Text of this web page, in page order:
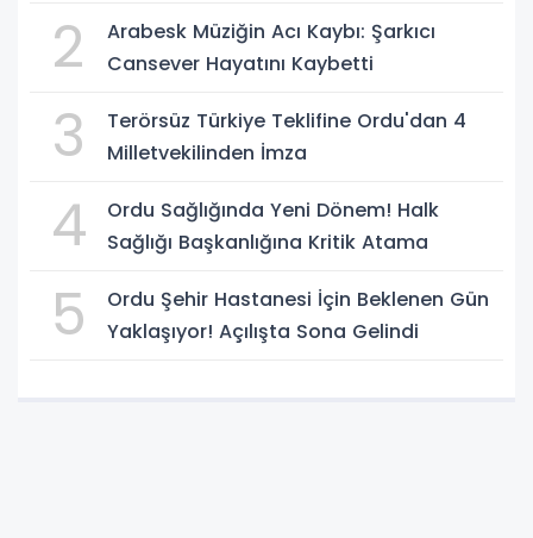
2
Arabesk Müziğin Acı Kaybı: Şarkıcı
Cansever Hayatını Kaybetti
3
Terörsüz Türkiye Teklifine Ordu'dan 4
Milletvekilinden İmza
4
Ordu Sağlığında Yeni Dönem! Halk
Sağlığı Başkanlığına Kritik Atama
5
Ordu Şehir Hastanesi İçin Beklenen Gün
Yaklaşıyor! Açılışta Sona Gelindi